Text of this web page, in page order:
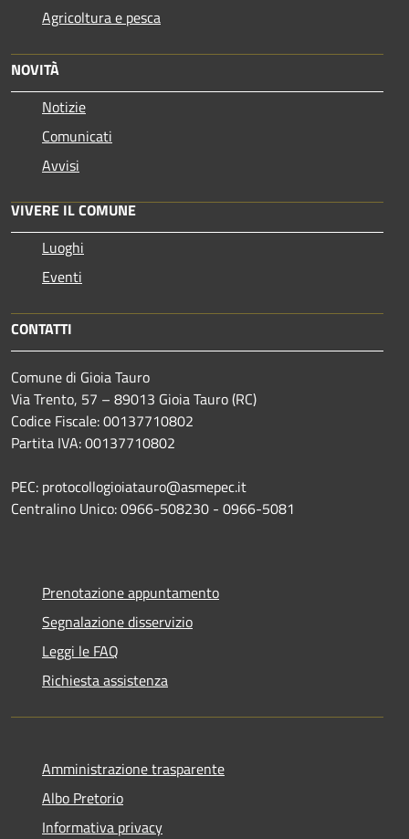
Agricoltura e pesca
NOVITÀ
Notizie
Comunicati
Avvisi
VIVERE IL COMUNE
Luoghi
Eventi
CONTATTI
Comune di Gioia Tauro
Via Trento, 57 – 89013 Gioia Tauro (RC)
Codice Fiscale: 00137710802
Partita IVA: 00137710802
PEC: protocollogioiatauro@asmepec.it
Centralino Unico: 0966-508230 - 0966-5081
Prenotazione appuntamento
Segnalazione disservizio
Leggi le FAQ
Richiesta assistenza
Amministrazione trasparente
Albo Pretorio
Informativa privacy